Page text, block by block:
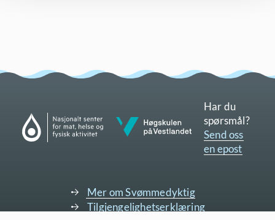
Har du
spørsmål?
Send oss
en epost
Mer om Svømmedyktig
Tilgjengelighetserklæring